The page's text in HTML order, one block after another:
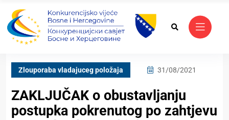
Zlouporaba vladajuceg položaja 31/08/2021
ZAKLJUČAK o obustavljanju
postupka pokrenutog po zahtjevu